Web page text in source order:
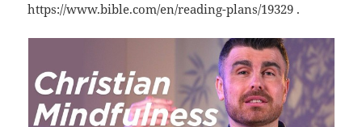
https://www.bible.com/en/reading-plans/19329 .